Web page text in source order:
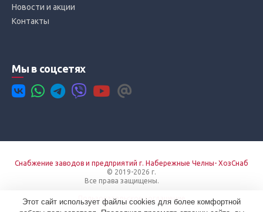
Новости и акции
Контакты
Мы в соцсетях
Снабжение заводов и предприятий г. Набережные Челны- ХозСнаб
© 2019-2026 г.
Все права защищены.
Пользовательское соглашение
Этот сайт использует файлы cookies для более комфортной